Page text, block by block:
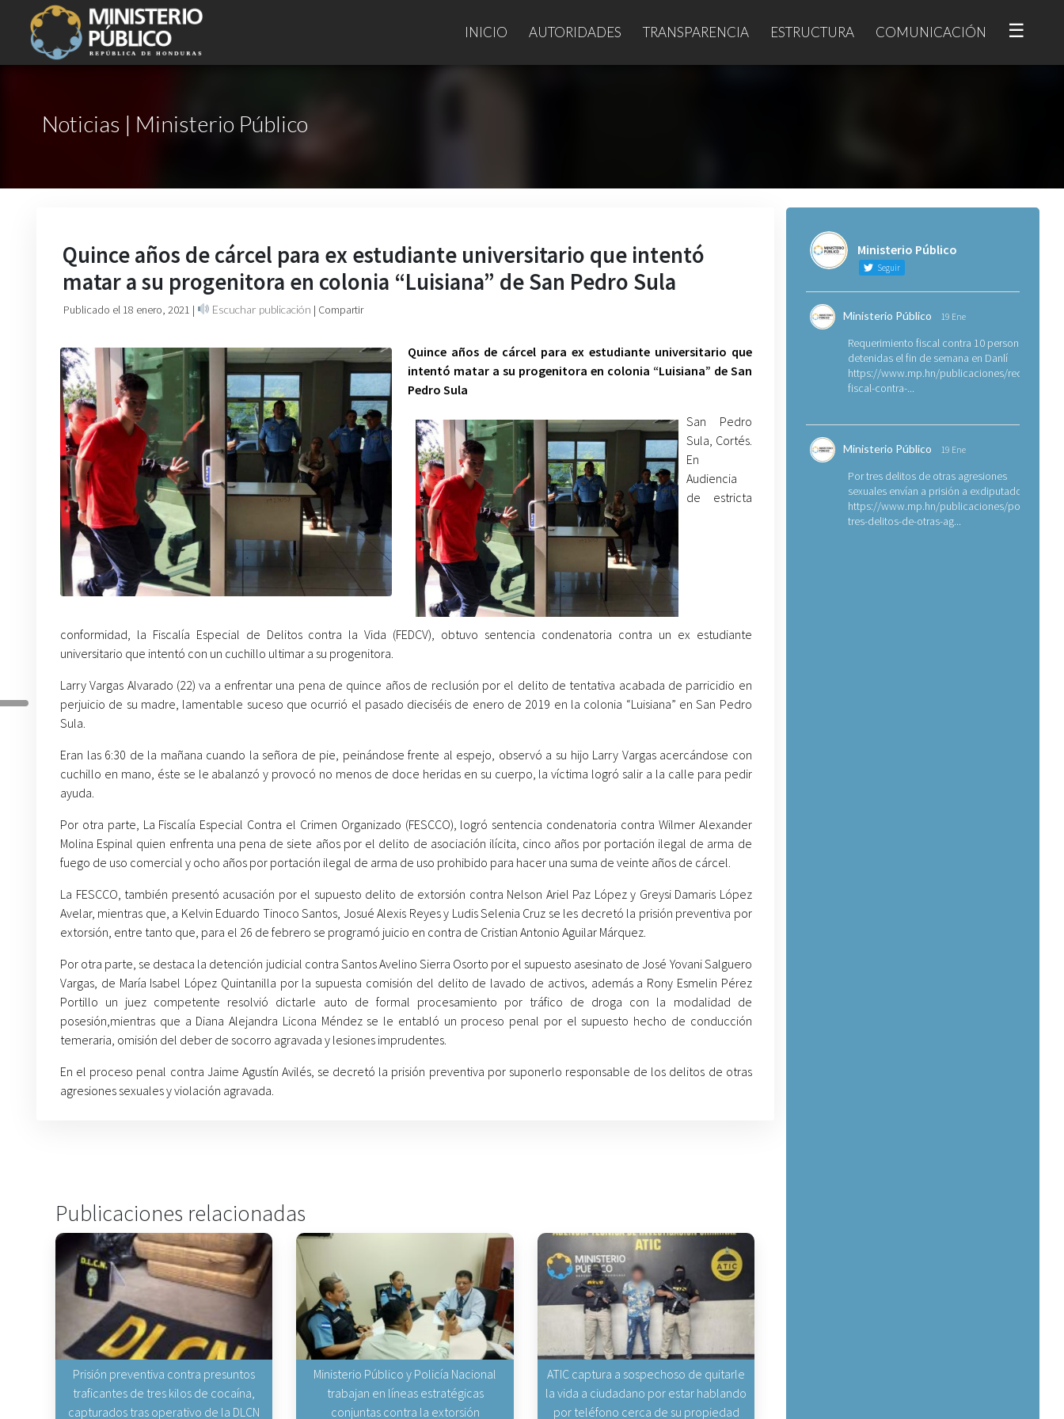
INICIO AUTORIDADES TRANSPARENCIA ESTRUCTURA COMUNICACIÓN ☰
Noticias | Ministerio Público
Quince años de cárcel para ex estudiante universitario que intentó
matar a su progenitora en colonia “Luisiana” de San Pedro Sula
Publicado el 18 enero, 2021 | Escuchar publicación | Compartir
Quince años de cárcel para ex estudiante universitario que
intentó matar a su progenitora en colonia “Luisiana” de San
Pedro Sula
San Pedro
Sula, Cortés.
En
Audiencia
de estricta
conformidad, la Fiscalía Especial de Delitos contra la Vida (FEDCV), obtuvo sentencia condenatoria contra un ex estudiante
universitario que intentó con un cuchillo ultimar a su progenitora.
Larry Vargas Alvarado (22) va a enfrentar una pena de quince años de reclusión por el delito de tentativa acabada de parricidio en
perjuicio de su madre, lamentable suceso que ocurrió el pasado dieciséis de enero de 2019 en la colonia “Luisiana” en San Pedro
Sula.
Eran las 6:30 de la mañana cuando la señora de pie, peinándose frente al espejo, observó a su hijo Larry Vargas acercándose con
cuchillo en mano, éste se le abalanzó y provocó no menos de doce heridas en su cuerpo, la víctima logró salir a la calle para pedir
ayuda.
Por otra parte, La Fiscalía Especial Contra el Crimen Organizado (FESCCO), logró sentencia condenatoria contra Wilmer Alexander
Molina Espinal quien enfrenta una pena de siete años por el delito de asociación ilícita, cinco años por portación ilegal de arma de
fuego de uso comercial y ocho años por portación ilegal de arma de uso prohibido para hacer una suma de veinte años de cárcel.
La FESCCO, también presentó acusación por el supuesto delito de extorsión contra Nelson Ariel Paz López y Greysi Damaris López
Avelar, mientras que, a Kelvin Eduardo Tinoco Santos, Josué Alexis Reyes y Ludis Selenia Cruz se les decretó la prisión preventiva por
extorsión, entre tanto que, para el 26 de febrero se programó juicio en contra de Cristian Antonio Aguilar Márquez.
Por otra parte, se destaca la detención judicial contra Santos Avelino Sierra Osorto por el supuesto asesinato de José Yovani Salguero
Vargas, de María Isabel López Quintanilla por la supuesta comisión del delito de lavado de activos, además a Rony Esmelin Pérez
Portillo un juez competente resolvió dictarle auto de formal procesamiento por tráfico de droga con la modalidad de
posesión,mientras que a Diana Alejandra Licona Méndez se le entabló un proceso penal por el supuesto hecho de conducción
temeraria, omisión del deber de socorro agravada y lesiones imprudentes.
En el proceso penal contra Jaime Agustín Avilés, se decretó la prisión preventiva por suponerlo responsable de los delitos de otras
agresiones sexuales y violación agravada.
Publicaciones relacionadas
Prisión preventiva contra presuntos
traficantes de tres kilos de cocaína,
capturados tras operativo de la DLCN
Ministerio Público y Policía Nacional
trabajan en líneas estratégicas
conjuntas contra la extorsión
ATIC captura a sospechoso de quitarle
la vida a ciudadano por estar hablando
por teléfono cerca de su propiedad
Ministerio Público
Seguir
Ministerio Público 19 Ene
Requerimiento fiscal contra 10 personas
detenidas el fin de semana en Danlí
https://www.mp.hn/publicaciones/
fiscal-contra-...
Ministerio Público 19 Ene
Por tres delitos de otras agresiones
sexuales envían a prisión a exdiputado
https://www.mp.hn/publicaciones/por-
tres-delitos-de-otras-ag...